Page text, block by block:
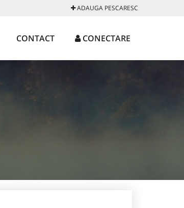
ADAUGA PESCARESC
CONTACT CONECTARE